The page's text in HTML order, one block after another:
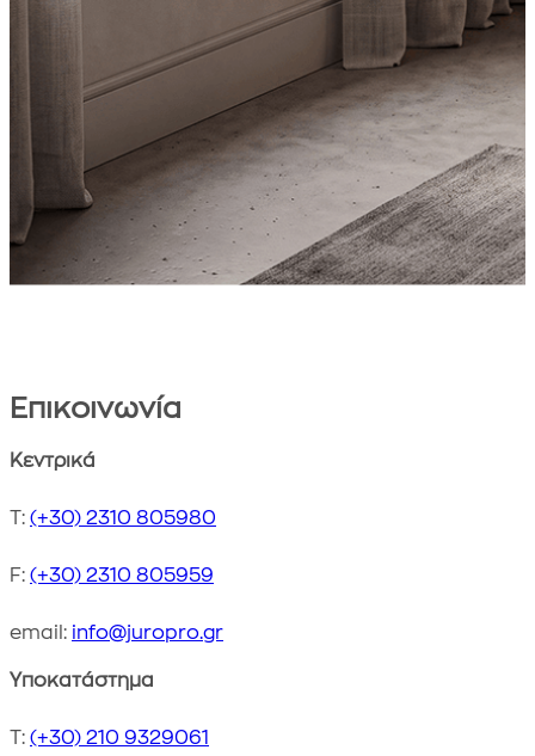
Επικοινωνία
Address
Κεντρικά
Τ: (+30) 2310 805980
F: (+30) 2310 805959
email: info@juropro.gr
Υποκατάστημα
T: (+30) 210 9329061